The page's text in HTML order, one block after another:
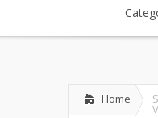
Home